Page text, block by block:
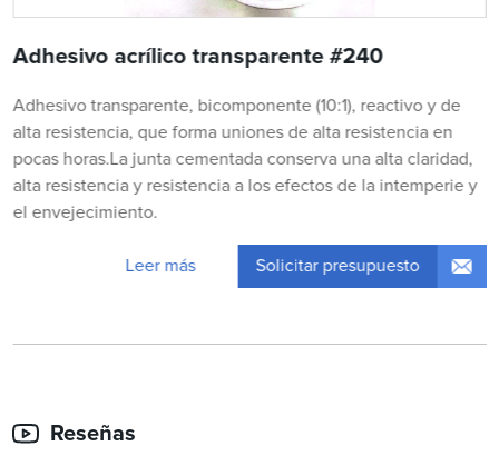
Adhesivo acrílico transparente #240
Adhesivo transparente, bicomponente (10:1), reactivo y de
alta resistencia, que forma uniones de alta resistencia en
pocas horas.La junta cementada conserva una alta claridad,
alta resistencia y resistencia a los efectos de la intemperie y
el envejecimiento.
Leer más Solicitar presupuesto
Reseñas